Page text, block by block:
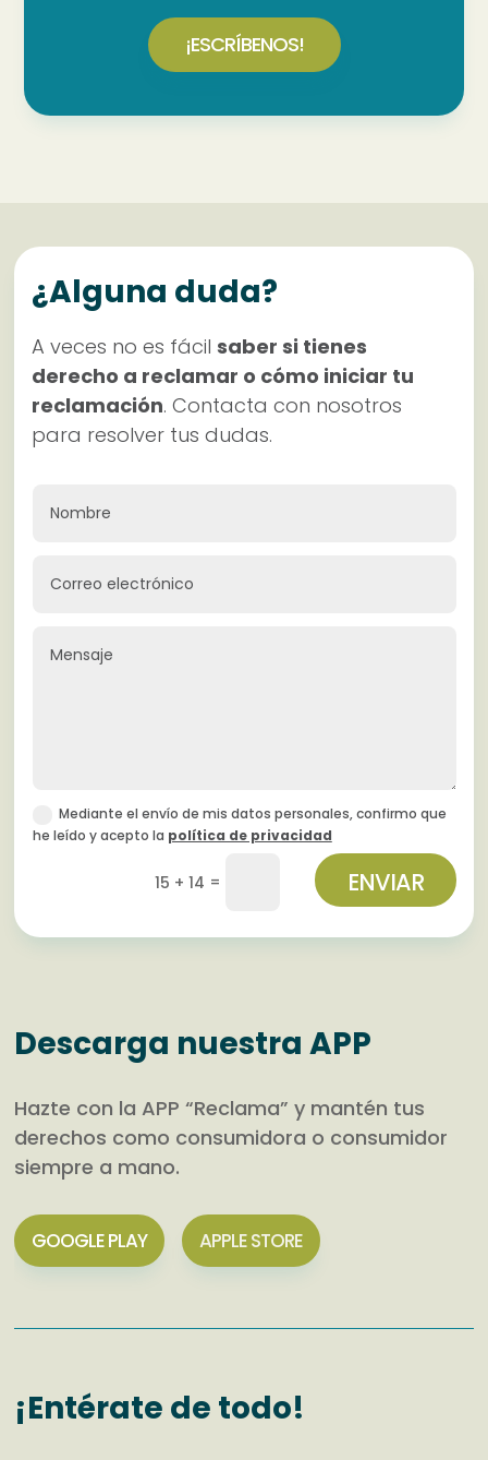
¡ESCRÍBENOS!
¿Alguna duda?
A veces no es fácilsaber si tienes
derecho a reclamar o cómo iniciar tu
reclamación. Contacta con nosotros
para resolver tus dudas.
Mediante el envío de mis datos personales, confirmo que
he leído y acepto la política de privacidad
15 + 14 = ENVIAR
Descarga nuestra APP
Hazte con la APP “Reclama” y mantén tus
derechos como consumidora o consumidor
siempre a mano.
GOOGLE PLAY APPLE STORE
¡Entérate de todo!